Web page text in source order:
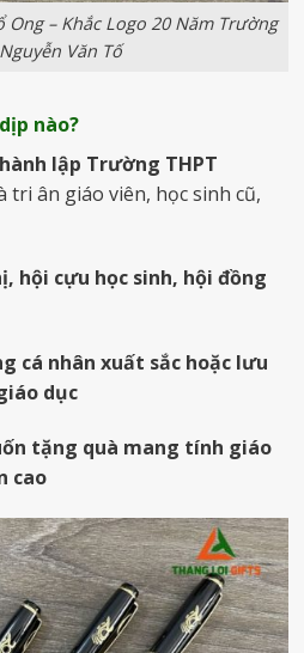
Ong – Khắc Logo 20 Năm Trường
Văn Tố
nào?
lập Trường THPT
tri ân giáo viên, học sinh cũ,
hội cựu học sinh, hội đồng
cá nhân xuất sắc hoặc lưu
dục
tặng quà mang tính giáo
cao